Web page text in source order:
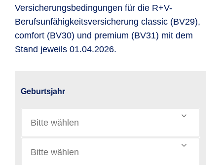
Versicherungsbedingungen für die R+V-
Berufsunfähigkeitsversicherung classic (BV29),
comfort (BV30) und premium (BV31) mit dem
Stand jeweils 01.04.2026.
Geburtsjahr
Bitte wählen
Bitte wählen